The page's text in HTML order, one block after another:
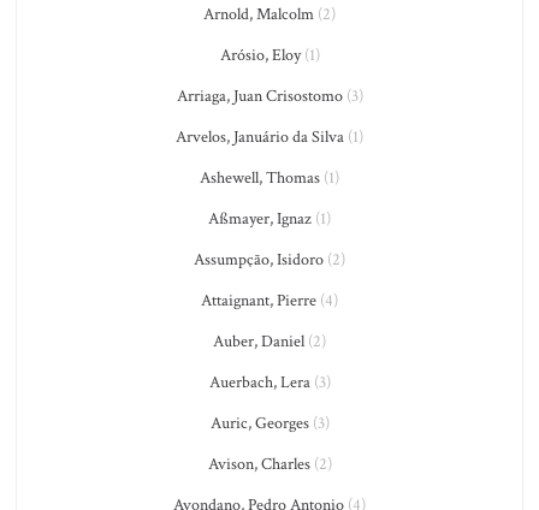
Arnold, Malcolm (2)
Arósio, Eloy(1)
Arriaga, Juan Crisostomo(3)
Arvelos, Januário da Silva (1)
Ashewell, Thomas (1)
Aßmayer, Ignaz (1)
Assumpção, Isidoro (2)
Attaignant, Pierre (4)
Auber, Daniel (2)
Auerbach, Lera(3)
Auric, Georges(3)
Avison, Charles(2)
Avondano, Pedro Antonio (4)